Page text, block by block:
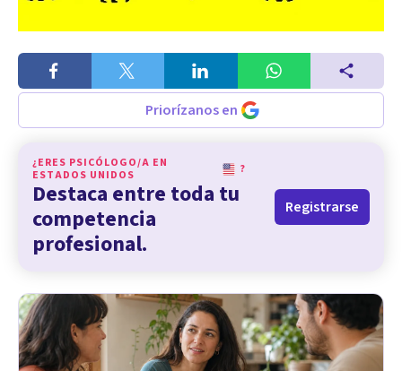
Priorízanos en
¿ERES PSICÓLOGO/A EN
ESTADOS UNIDOS
?
Destaca entre toda tu
competencia
profesional.
Registrarse